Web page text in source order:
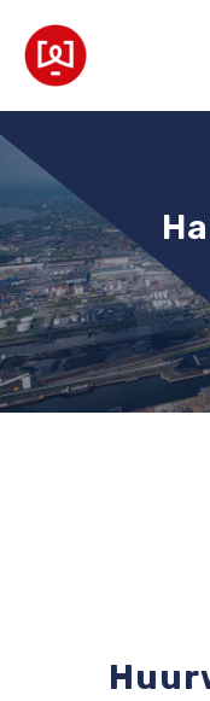
naar
inhoud